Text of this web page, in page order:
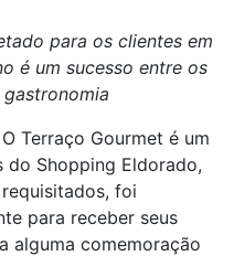
para os clientes em
é um sucesso entre os
O Terraço Gourmet é um
do Shopping Eldorado,
foi
para receber seus
alguma comemoração